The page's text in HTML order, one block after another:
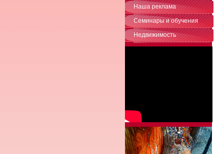
Наша реклама
Семинары и обучения
Недвижимость